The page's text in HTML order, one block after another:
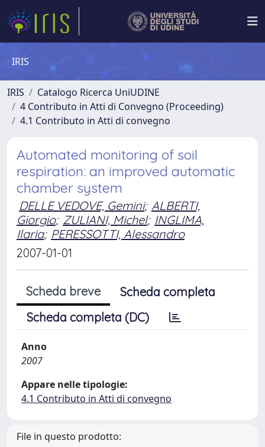
IRIS
IRIS
Catalogo Ricerca UniUDINE
4 Contributo in Atti di Convegno (Proceeding)
4.1 Contributo in Atti di convegno
Automated monitoring of soil
respiration: an improved automatic
chamber system
DELLE VEDOVE, Gemini; ALBERTI,
Giorgio; ZULIANI, Michel; INGLIMA,
Ilaria; PERESSOTTI, Alessandro
2007-01-01
Scheda breve
Scheda completa
Scheda completa (DC)
Anno
2007
Appare nelle tipologie:
4.1 Contributo in Atti di convegno
File in questo prodotto: